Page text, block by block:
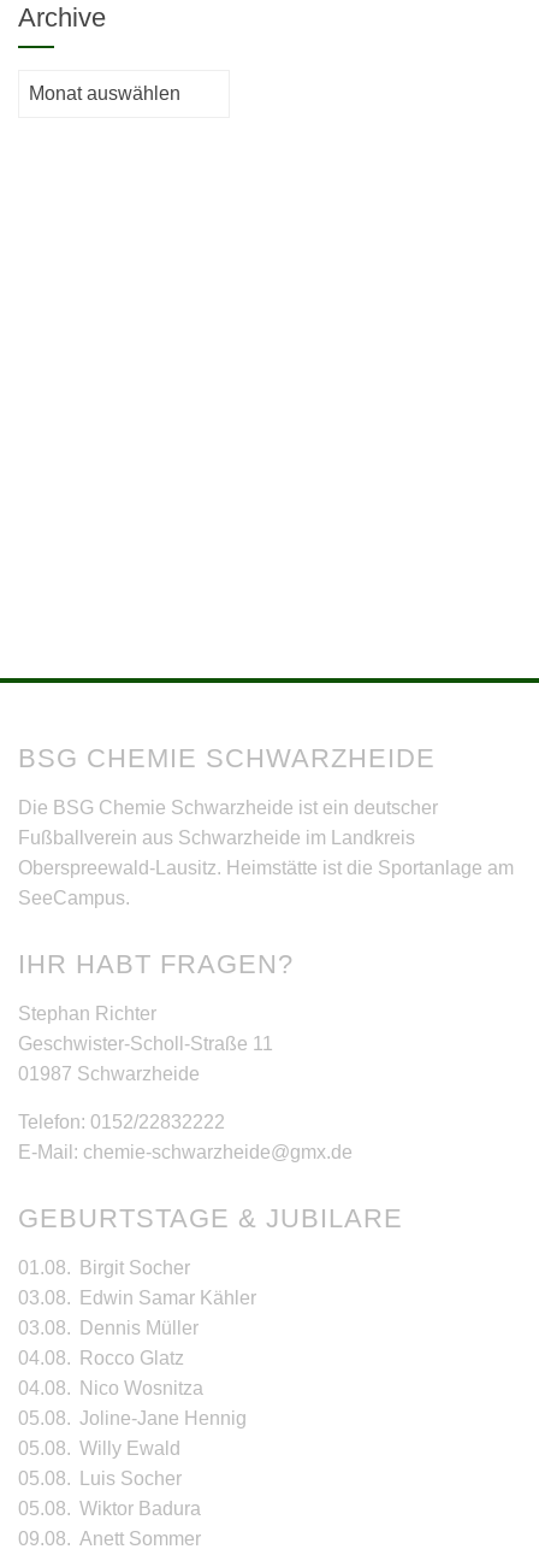
Archive
Archive
BSG CHEMIE SCHWARZHEIDE
Die BSG Chemie Schwarzheide ist ein deutscher
Fußballverein aus Schwarzheide im Landkreis
Oberspreewald-Lausitz. Heimstätte ist die Sportanlage am
SeeCampus.
IHR HABT FRAGEN?
Stephan Richter
Geschwister-Scholl-Straße 11
01987 Schwarzheide
Telefon: 0152/22832222
E-Mail: chemie-schwarzheide@gmx.de
GEBURTSTAGE & JUBILARE
01.08.
Birgit Socher
03.08.
Edwin Samar Kähler
03.08.
Dennis Müller
04.08.
Rocco Glatz
04.08. Nico Wosnitza
05.08. Joline-Jane Hennig
05.08. Willy Ewald
05.08.
Luis Socher
05.08. Wiktor Badura
09.08. Anett Sommer